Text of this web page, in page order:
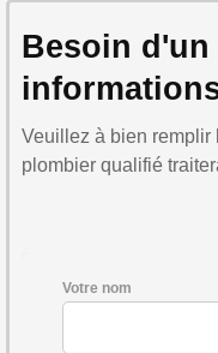
Besoin d'un
Veuillez à bien remplir
plombier qualifié
Votre nom